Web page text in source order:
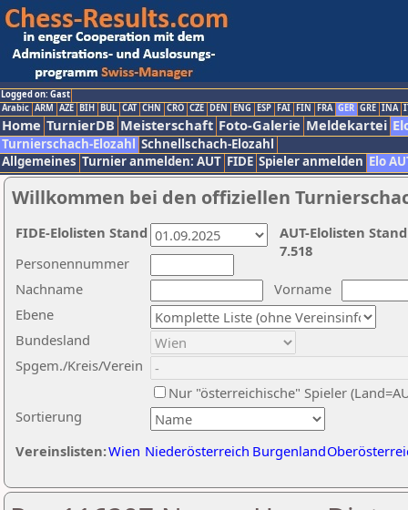
Logged on: Gast
Arabic ARM AZE BIH BUL CAT CHN CRO CZE DEN ENG ESP FAI FIN FRA GER GRE INA
Home TurnierDB Meisterschaft Foto-Galerie Meldekartei
Turnierschach-Elozahl Schnellschach-Elozahl
Allgemeines Turnier anmelden: AUT FIDE Spieler anmelden Elo
Willkommen bei den offiziellen
Nachname
Vorname
Ebene
Sortierung
Personennummer
Bundesland
Spgem./Kreis/Verein
Nur "österreichische" Spieler
Vereinslisten:Wien Niederösterreich Burgenland
AUT-Elolisten
7.518
FIDE-Elolisten Stand